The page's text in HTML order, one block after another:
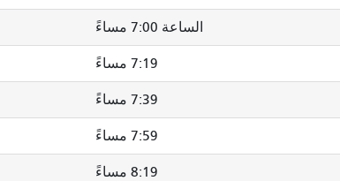
الساعة 7:00 مساءً
7:19 مساءً
7:39 مساءً
7:59 مساءً
8:19 مساءً